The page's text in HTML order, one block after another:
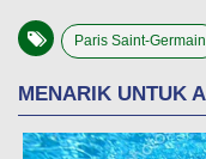
Paris Saint-Germain